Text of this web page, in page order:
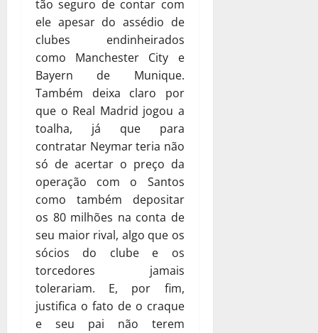
tão seguro de contar com
ele apesar do assédio de
clubes endinheirados
como Manchester City e
Bayern de Munique.
Também deixa claro por
que o Real Madrid jogou a
toalha, já que para
contratar Neymar teria não
só de acertar o preço da
operação com o Santos
como também depositar
os 80 milhões na conta de
seu maior rival, algo que os
sócios do clube e os
torcedores jamais
tolerariam. E, por fim,
justifica o fato de o craque
e seu pai não terem